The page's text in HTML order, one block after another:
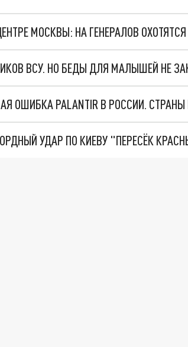
МОСКВЫ: НА ГЕНЕРАЛОВ
ВСУ. НО БЕДЫ ДЛЯ МАЛЫШЕЙ НЕ